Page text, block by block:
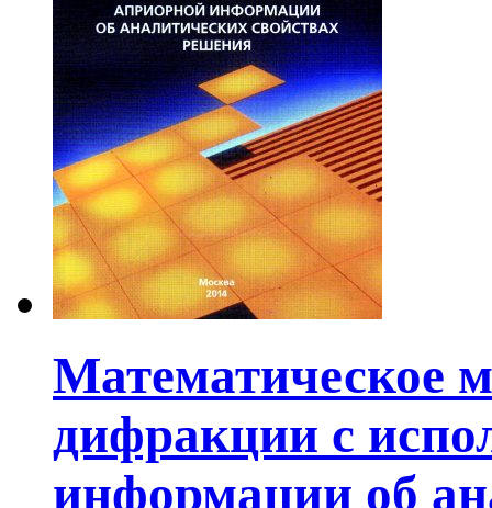
Математическое
дифракции с
информации об